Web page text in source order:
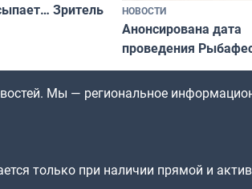
Зритель
НОВОСТИ
Анонсирована дата
проведения
2026 году
Мы — региональное
только при наличии прямой и